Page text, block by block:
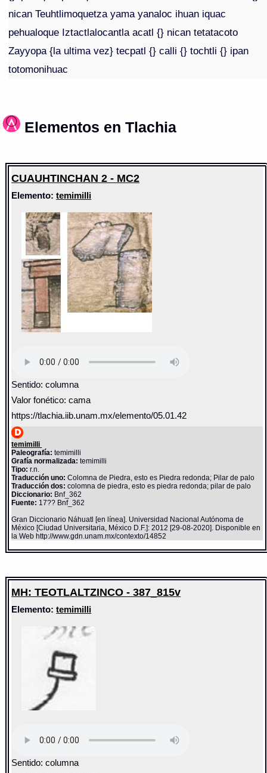
nican Teuhtlimoquetza yama yanaloc ihuan iquac
pehualoque Iztactlalocantla acatl {} nican tetatacoto
Zayyopa {la ultima vez} tecpatl {} calli {} tochtli {} ipan
totomonihuac
Elementos en Tlachia
CUAUHTINCHAN 2 - MC2
Elemento:temimilli
Sentido: columna
Valor fonético: cama
https://tlachia.iib.unam.mx/elemento/05.01.42
temimilli
Paleografía: temimilli
Grafía normalizada: temimilli
Tipo: r.n.
Traducción uno: Colomna de Piedra, esto es Piedra redonda; Pilar de palo
Traducción dos: colomna de piedra, esto es piedra redonda; pilar de palo
Diccionario: Bnf_362
Fuente: 17?? Bnf_362
Gran Diccionario Náhuatl [en línea]. Universidad Nacional Autónoma de
México [Ciudad Universitaria, México D.F.]: 2012 [29-08-2020]. Disponible en
la Web http://www.gdn.unam.mx/contexto/14852
MH: TEOTLALTZINCO - 387_815v
Elemento:temimilli
Sentido: columna